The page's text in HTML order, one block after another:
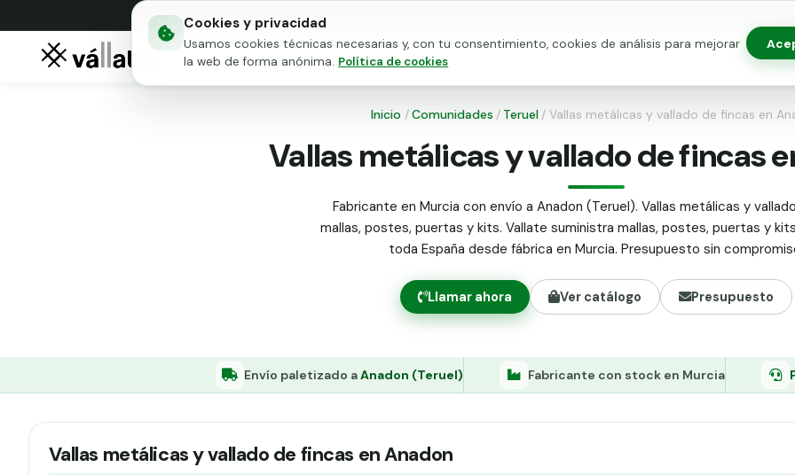
Cookies y privacidad
Usamos cookies técnicas necesarias y, con tu consentimiento, cookies de análisis para mejorar
la web de forma anónima. Política de cookies
Mallas metálicas
Puertas para vallado
Inicio /Comunidades / Teruel / Vallas metálicas y vallado de fincas en
Vallas metálicas y vallado de fincas
Fabricante en Murcia con envío a Anadon (Teruel). Vallas metálicas y
mallas, postes, puertas y kits. Vallate suministra mallas, postes, puertas y
toda España desde fábrica en Murcia. Presupuesto sin
Llamar ahora Ver catálogo Presupuesto
Envío paletizado aAnadon (Teruel) Fabricante con stock en Murcia
Vallas metálicas y vallado de fincas en Anadon